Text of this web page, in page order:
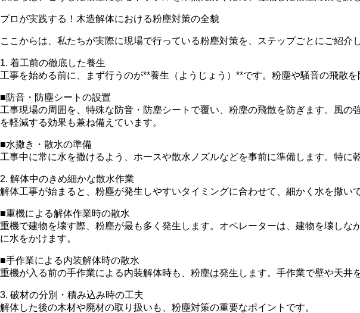
プロが実践する！木造解体における粉塵対策の全貌
ここからは、私たちが実際に現場で行っている粉塵対策を、ステップごとにご紹介し
1. 着工前の徹底した養生
工事を始める前に、まず行うのが**養生（ようじょう）**です。粉塵や騒音の飛散
■防音・防塵シートの設置
工事現場の周囲を、特殊な防音・防塵シートで覆い、粉塵の飛散を防ぎます。風
を軽減する効果も兼ね備えています。
■水撒き・散水の準備
工事中に常に水を撒けるよう、ホースや散水ノズルなどを事前に準備します。特に
2. 解体中のきめ細かな散水作業
解体工事が始まると、粉塵が発生しやすいタイミングに合わせて、細かく水を撒い
■重機による解体作業時の散水
重機で建物を壊す際、粉塵が最も多く発生します。オペレーターは、建物を壊し
に水をかけます。
■手作業による内装解体時の散水
重機が入る前の手作業による内装解体時も、粉塵は発生します。手作業で壁や天
3. 破材の分別・積み込み時の工夫
解体した後の木材や廃材の取り扱いも、粉塵対策の重要なポイントです。